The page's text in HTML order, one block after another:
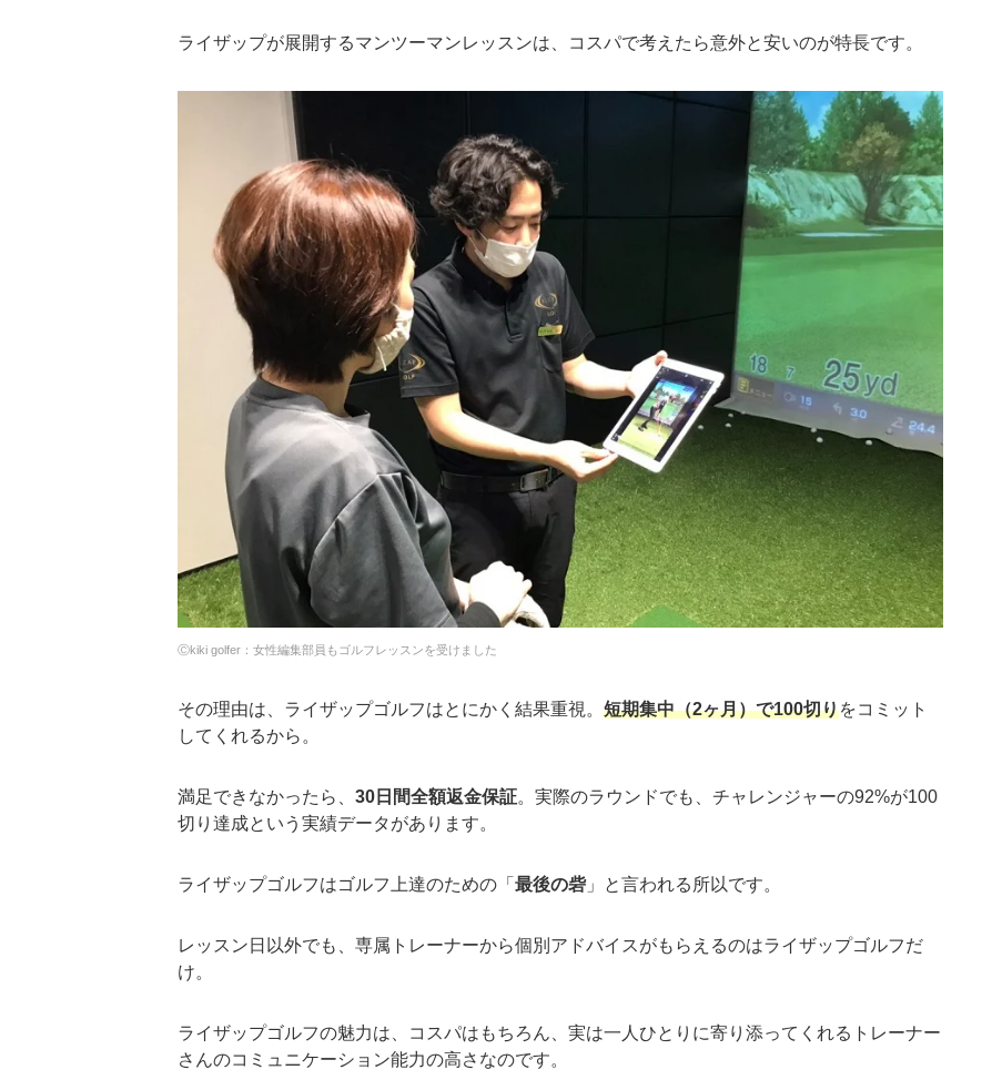
ライザップが展開するマンツーマンレッスンは、コスパで考えたら意外と安いのが特長です。
Ⓒkiki golfer：女性編集部員もゴルフレッスンを受けました
その理由は、ライザップゴルフはとにかく結果重視。 短期集中（2ヶ月）で100切りをコミット
してくれるから。
満足できなかったら、 30日間全額返金保証。実際のラウンドでも、チャレンジャーの92%が100
切り達成という実績データがあります。
ライザップゴルフはゴルフ上達のための「 最後の砦」と言われる所以です。
レッスン日以外でも、専属トレーナーから個別アドバイスがもらえるのはライザップゴルフだ
け。
ライザップゴルフの魅力は、コスパはもちろん、実は一人ひとりに寄り添ってくれるトレーナー
さんのコミュニケーション能力の高さなのです。